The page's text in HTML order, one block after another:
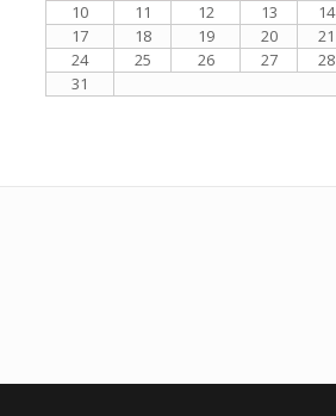
10
11 12 13 14
17
18 19 20 21
24
25 26 27 28
31